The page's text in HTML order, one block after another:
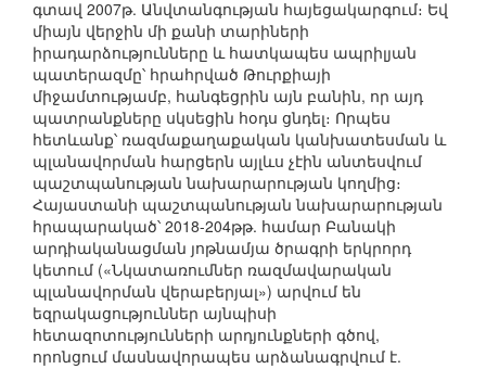
գտավ 2007թ. Անվտանգության հայեցակարգում։ Եվ
միայն վերջին մի քանի տարիների
իրադարձությունները և հատկապես ապրիլյան
պատերազմը՝ հրահրված Թուրքիայի
միջամտությամբ, հանգեցրին այն բանին, որ այդ
պատրանքները սկսեցին հօդս ցնդել։ Որպես
հետևանք՝ ռազմաքաղաքական կանխատեսման և
պլանավորման հարցերն այլևս չէին անտեսվում
պաշտպանության նախարարության կողմից։
Հայաստանի պաշտպանության նախարարության
հրապարակած՝ 2018-204թթ. համար Բանակի
արդիականացման յոթնամյա ծրագրի երկրորդ
կետում («Նկատառումներ ռազմավարական
պլանավորման վերաբերյալ») արվում են
եզրակացություններ այնպիսի
հետազոտությունների արդյունքների գծով,
որոնցում մասնավորապես արձանագրվում է.